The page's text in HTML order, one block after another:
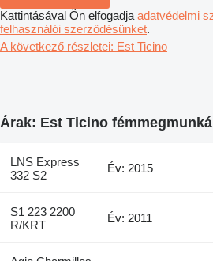
Kattintásával Ön elfogadja adatvédelmi
felhasználói szerződésünket.
A következő részletei: Est Ticino
Árak: Est Ticino
LNS Express
332 S2
Év: 2015
S1 223 2200
R/KRT
Év: 2011